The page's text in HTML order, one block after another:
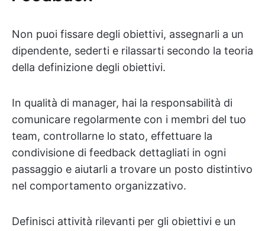
Non puoi fissare degli obiettivi, assegnarli a un
dipendente, sederti e rilassarti secondo la teoria
della definizione degli obiettivi.
In qualità di manager, hai la responsabilità di
comunicare regolarmente con i membri del tuo
team, controllarne lo stato, effettuare la
condivisione di feedback dettagliati in ogni
passaggio e aiutarli a trovare un posto distintivo
nel comportamento organizzativo.
Definisci attività rilevanti per gli obiettivi e un